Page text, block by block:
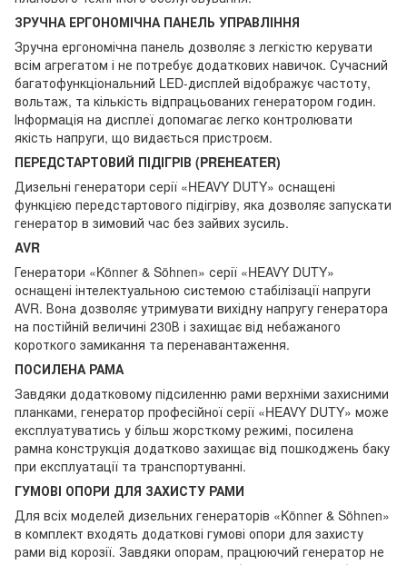
ЗРУЧНА ЕРГОНОМІЧНА ПАНЕЛЬ УПРАВЛІННЯ
Зручна ергономічна панель дозволяє з легкістю керувати
всім агрегатом і не потребує додаткових навичок. Сучасний
багатофункціональний LED-дисплей відображує частоту,
вольтаж, та кількість відпрацьованих генератором годин.
Інформація на дисплеї допомагає легко контролювати
якість напруги, що видається пристроєм.
ПЕРЕДСТАРТОВИЙ ПІДІГРІВ (PREHEATER)
Дизельні генератори серії «HEAVY DUTY» оснащені
функцією передстартового підігріву, яка дозволяє запускати
генератор в зимовий час без зайвих зусиль.
AVR
Генератори «Könner & Söhnen» серії «HEAVY DUTY»
оснащені інтелектуальною системою стабілізації напруги
AVR. Вона дозволяє утримувати вихідну напругу генератора
на постійній величині 230В і захищає від небажаного
короткого замикання та перенавантаження.
ПОСИЛЕНА РАМА
Завдяки додатковому підсиленню рами верхніми захисними
планками, генератор професійної серії «HEAVY DUTY» може
експлуатуватись у більш жорсткому режимі, посилена
рамна конструкція додатково захищає від пошкоджень баку
при експлуатації та транспортуванні.
ГУМОВІ ОПОРИ ДЛЯ ЗАХИСТУ РАМИ
Для всіх моделей дизельних генераторів «Könner & Söhnen»
в комплект входять додаткові гумові опори для захисту
рами від корозії. Завдяки опорам, працюючий генератор не